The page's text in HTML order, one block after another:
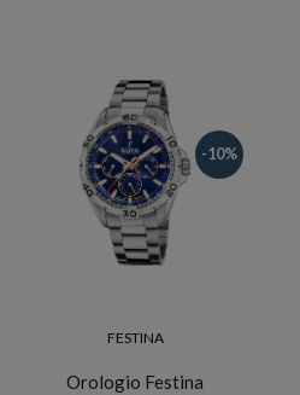
-10%
FESTINA
Orologio Festina